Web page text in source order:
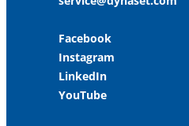
Facebook
Instagram
LinkedIn
YouTube